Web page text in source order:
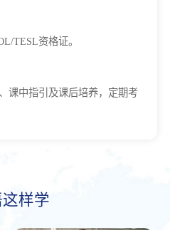
TESL资格证。
课中指引及课后培养，定期考
样学